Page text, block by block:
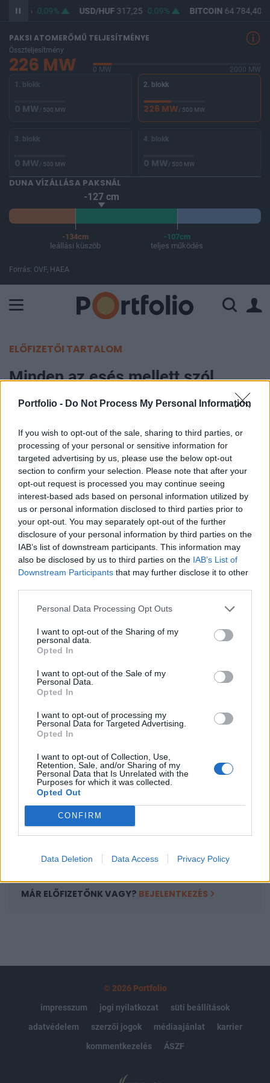
Portfolio - Do Not Process My Personal Information
If you wish to opt-out of the sale, sharing to third parties, or
processing of your personal or sensitive information for
targeted advertising by us, please use the below opt-out
section to confirm your selection. Please note that after your
opt-out request is processed you may continue seeing
interest-based ads based on personal information utilized by
us or personal information disclosed to third parties prior to
your opt-out. You may separately opt-out of the further
disclosure of your personal information by third parties on the
IAB’s list of downstream participants. This information may
also be disclosed by us to third parties on the IAB’s List of
Downstream Participants that may further disclose it to other
Personal Data Processing Opt Outs
I want to opt-out of the Sharing of my
personal data.
Opted In
I want to opt-out of the Sale of my
Personal Data.
Opted In
I want to opt-out of processing my
Personal Data for Targeted Advertising.
Opted In
I want to opt-out of Collection, Use,
Retention, Sale, and/or Sharing of my
Personal Data that Is Unrelated with the
Purposes for which it was collected.
Opted Out
CONFIRM
Data Deletion Data Access Privacy Policy
365,75 0,09% USD/HUF317,25 0,09% BITCOIN64 784,40
PAKSI ATOMERŐMŰ TELJESÍTMÉNYE
Összteljesítmény
226 MW 0 MW
2000 MW
1. blokk
0 MW/ 500 MW
2. blokk
226 MW/ 500 MW
3. blokk
0 MW/ 500 MW
4. blokk
0 MW/ 500 MW
DUNA VÍZÁLLÁSA PAKSNÁL
-127 cm
-134cm
leállási küszöb
-107cm
teljes működés
Forrás: OVF, HAEA
ELŐFIZETŐI TARTALOM
Minden az esés mellett szól
Portfolio
Farkas Róbert,a Raiffeisen üzletkötője szerint a
negatív nemzetközi hangulatnak köszönhetően
esés várható a pesti börzén, mely annak
köszönhető, hogy pénteken zárás után az
amerikai indexek lefelé vették az irányt miután
egyszerre 3 Fed tag is azt mondta, hogy további
kamatemelésre lehet szükség.
Farkas Róbert szerint ennek a negatív nemzetközi
hangulatnak a közepén jött ki a MOL eredmény, mely
várható, azonban nagyon nagy öröm nem lesz belőle. A
Raiffeisen üzletkötője szerint, a BUX fő komponenseinek
fele már jelentett, melyekből arra lehet következtetni, hogy
KEDVES OLVASÓNK!
A keresett cikk a portfolio.hu hírarchívumához
tartozik, melynek olvasása előfizetéses
regisztrációhoz kötött.
Az előfizetés a következőket tartalmazza:
Portfolio.hu teljes cikkarchívum
Kötéslisták: BÉT elmúlt 2 év napon belüli
kötéslistái
MÁR ELŐFIZETŐNK VAGY? BEJELENTKEZÉS
© 2026 Portfolio
impresszum
jogi nyilatkozat
süti beállítások
adatvédelem
szerzői jogok médiaajánlat
karrier
kommentkezelés
ÁSZF